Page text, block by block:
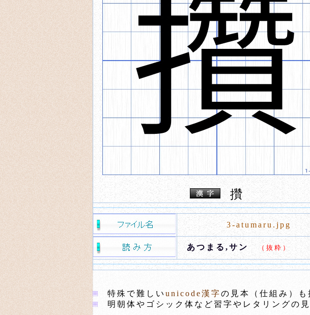
攢
3-atumaru.jpg
あつまる,サン （抜粋）
特殊で難しい unicode漢字の見本（仕組み）も
明朝体やゴシック体など習字やレタリングの